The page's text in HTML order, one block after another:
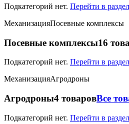
Подкатегорий нет. Перейти в
МеханизацияПосевные комплексы
Посевные комплексы16
Подкатегорий нет. Перейти в
МеханизацияАгродроны
Агродроны4 товаровВсе
Подкатегорий нет. Перейти в